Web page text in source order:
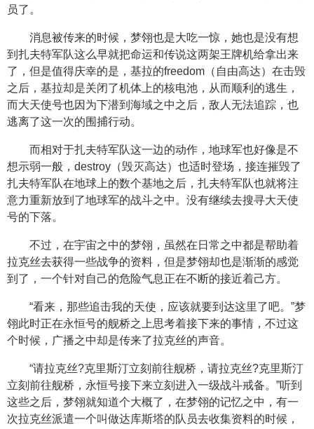
员了。
消息被传来的时候，梦翎也是大吃一惊，她也是没有想
到扎夫特军队这么早就把命运和传说这两架王牌机给拿出来
了，但是值得庆幸的是，基拉的freedom（自由高达）在击毁
之后，基拉却是关闭了机体上的核电池，从而顺利的逃生，
而大天使号也因为下潜到海域之中之后，敌人无法追踪，也
逃离了这一次的围捕行动。
而相对于扎夫特军队这一边的动作，地球军也好像是不
想示弱一般，destroy（毁灭高达）也适时登场，接连摧毁了
扎夫特军队在地球上的数个基地之后，扎夫特军队也就将注
意力重新放到了地球军的战斗之中。没有继续去搜寻大天使
号的下落。
不过，在宇宙之中的梦翎，虽然在日常之中都是帮助着
拉克丝去获得一些战争的资料，但是梦翎却也是渐渐的感觉
到了，一个针对自己的危险气息正在不断的接近着己方。
“看来，那些追击我的天使，应该就要到达这里了吧。”梦
翎此时正在永恒号的舰桥之上思考着接下来的事情，不过这
个时候，广播之中却是传来了拉克丝的声音。
“请拉克丝?克里斯汀立刻前往舰桥，请拉克丝?克里斯汀
立刻前往舰桥，永恒号接下来立刻进入一级战斗戒备。”听到
这些之后，梦翎就知道个大概了，在梦翎的记忆之中，有一
次拉克丝派遣一个叫做达库斯塔的队员去收集资料的时候，